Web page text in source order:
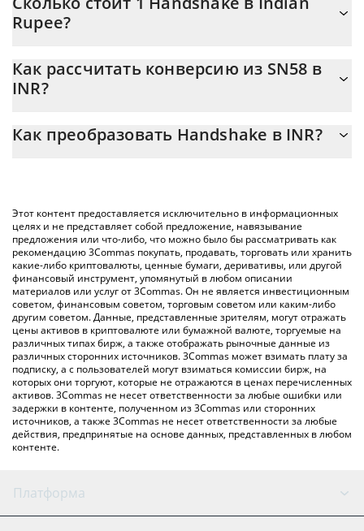
Rupee?
На данный момент 1 Handshake равно 159.18 {toSymbol
Как рассчитать конверсию из SN58 в
INR?
рассчитать цену конвертации SN58 в INR, просто введя
Вы также можете использовать приведенную выше таблицу
цен Handshake, чтобы проверить последние цены на
Handshake в основных фиатных и криптовалютах.
Как преобразовать Handshake в INR?
Этот контент предоставляется исключительно в информационных
целях и не представляет собой предложение, навязывание
предложения или что-либо, что можно было бы рассматривать как
рекомендацию 3Commas покупать, продавать, торговать или хранить
какие-либо криптовалюты, ценные бумаги, деривативы, или другой
финансовый инструмент, упомянутый в любом описании
материалов или услуг от 3Commas. Он не является инвестиционным
советом, финансовым советом, торговым советом или каким-либо
другим советом. Данные, представленные зрителям, могут отражать
цены активов в криптовалюте или бумажной валюте, торгуемые на
различных типах бирж, а также отображать рыночные данные из
различных сторонних источников. 3Commas может взимать плату за
подписку, а с пользователей могут взиматься комиссии бирж, на
которых они торгуют, которые не отражаются в ценах перечисленных
активов. 3Commas не несет ответственности за любые ошибки или
задержки в контенте, полученном из 3Commas или сторонних
источников, а также 3Commas не несет ответственности за любые
действия, предпринятые на основе данных, представленных в любом
контенте.
Платформа